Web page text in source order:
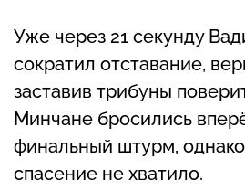
Уже через 21 секунду
сократил отставание,
заставив трибуны
Минчане бросились
финальный штурм,
спасение не хватило.